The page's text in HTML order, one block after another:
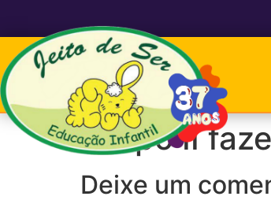
Grupo II
Deixe um